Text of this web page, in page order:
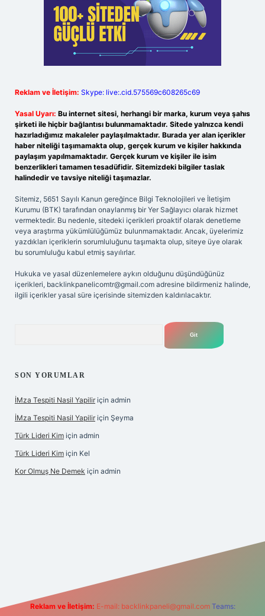
Reklam ve İletişim: Skype: live:.cid.575569c608265c69
Yasal Uyarı: Bu internet sitesi, herhangi bir marka, kurum veya şahıs
şirketi ile hiçbir bağlantısı bulunmamaktadır. Sitede yalnızca kendi
hazırladığımız makaleler paylaşılmaktadır. Burada yer alan içerikler
haber niteliği taşımamakta olup, gerçek kurum ve kişiler hakkında
paylaşım yapılmamaktadır. Gerçek kurum ve kişiler ile isim
benzerlikleri tamamen tesadüfidir. Sitemizdeki bilgiler taslak
halindedir ve tavsiye niteliği taşımazlar.
Sitemiz, 5651 Sayılı Kanun gereğince Bilgi Teknolojileri ve İletişim
Kurumu (BTK) tarafından onaylanmış bir Yer Sağlayıcı olarak hizmet
vermektedir. Bu nedenle, sitedeki içerikleri proaktif olarak denetleme
veya araştırma yükümlülüğümüz bulunmamaktadır. Ancak, üyelerimiz
yazdıkları içeriklerin sorumluluğunu taşımakta olup, siteye üye olarak
bu sorumluluğu kabul etmiş sayılırlar.
Hukuka ve yasal düzenlemelere aykırı olduğunu düşündüğünüz
içerikleri, backlinkpanelicomtr@gmail.com adresine bildirmeniz halinde,
ilgili içerikler yasal süre içerisinde sitemizden kaldırılacaktır.
SON YORUMLAR
İMza Tespiti Nasil Yapilir için admin
İMza Tespiti Nasil Yapilir için Şeyma
Türk Lideri Kim için admin
Türk Lideri Kim için Kel
Kor Olmuş Ne Demek için admin
Reklam ve İletişim: E-mail: backlinkpaneli@gmail.com Teams: